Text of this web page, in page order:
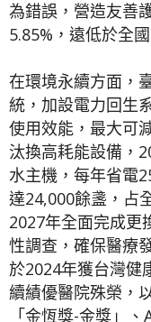
為錯誤，營造友善
5.85%，遠低於全
在環境永續方面，
統，加設電力回生
使用效能，最大可
汰換高耗能設備，
水主機，每年省電
達24,000餘盞，占
2027年全面完成更
性調查，確保醫療
於2024年獲台灣健
續績優醫院殊榮，
「金恆獎-金獎」